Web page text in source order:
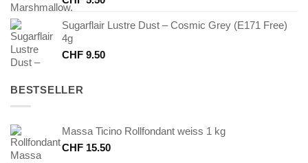
Sugarflair Lustre Dust – Cosmic Grey (E171 Free)
4g
CHF 9.50
BESTSELLER
Massa Ticino Rollfondant weiss 1 kg
CHF 15.50